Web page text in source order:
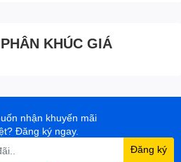
KHÚC GIÁ
nhận khuyến mãi
Đăng ký ngay.
Đăng ký